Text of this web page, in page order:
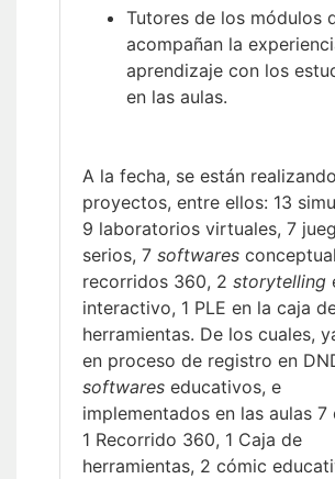
Tutores de los módulos
acompañan la
aprendizaje con los
en las aulas.
A la fecha, se están
proyectos, entre ellos: 13
9 laboratorios virtuales, 7
serios, 7 softwares
recorridos 360, 2 storytelling
interactivo, 1 PLE en la caja
herramientas. De los cuales,
en proceso de registro en
softwares educativos, e
implementados en las aulas 7
1 Recorrido 360, 1 Caja de
herramientas, 2 cómic